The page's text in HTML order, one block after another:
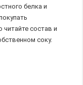
белка и
читайте состав и
соку.